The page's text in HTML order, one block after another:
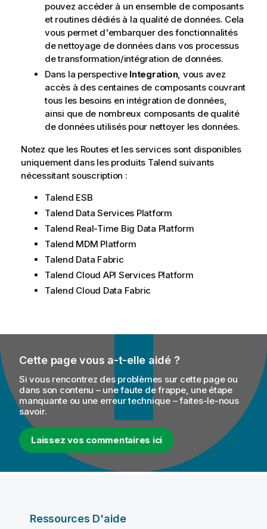
pouvez accéder à un ensemble de composants
et routines dédiés à la qualité de données. Cela
vous permet d'embarquer des fonctionnalités
de nettoyage de données dans vos processus
de transformation/intégration de données.
Dans la perspective Integration, vous avez
accès à des centaines de composants couvrant
tous les besoins en intégration de données,
ainsi que de nombreux composants de qualité
de données utilisés pour nettoyer les données.
Notez que les Routes et les services sont disponibles
uniquement dans les produits Talend suivants
nécessitant souscription :
Talend ESB
Talend Data Services Platform
Talend Real-Time Big Data Platform
Talend MDM Platform
Talend Data Fabric
Talend Cloud API Services Platform
Talend Cloud Data Fabric
Cette page vous a-t-elle aidé ?
Si vous rencontrez des problèmes sur cette page ou
dans son contenu – une faute de frappe, une étape
manquante ou une erreur technique – faites-le-nous
savoir.
Laissez vos commentaires ici
Ressources D'aide